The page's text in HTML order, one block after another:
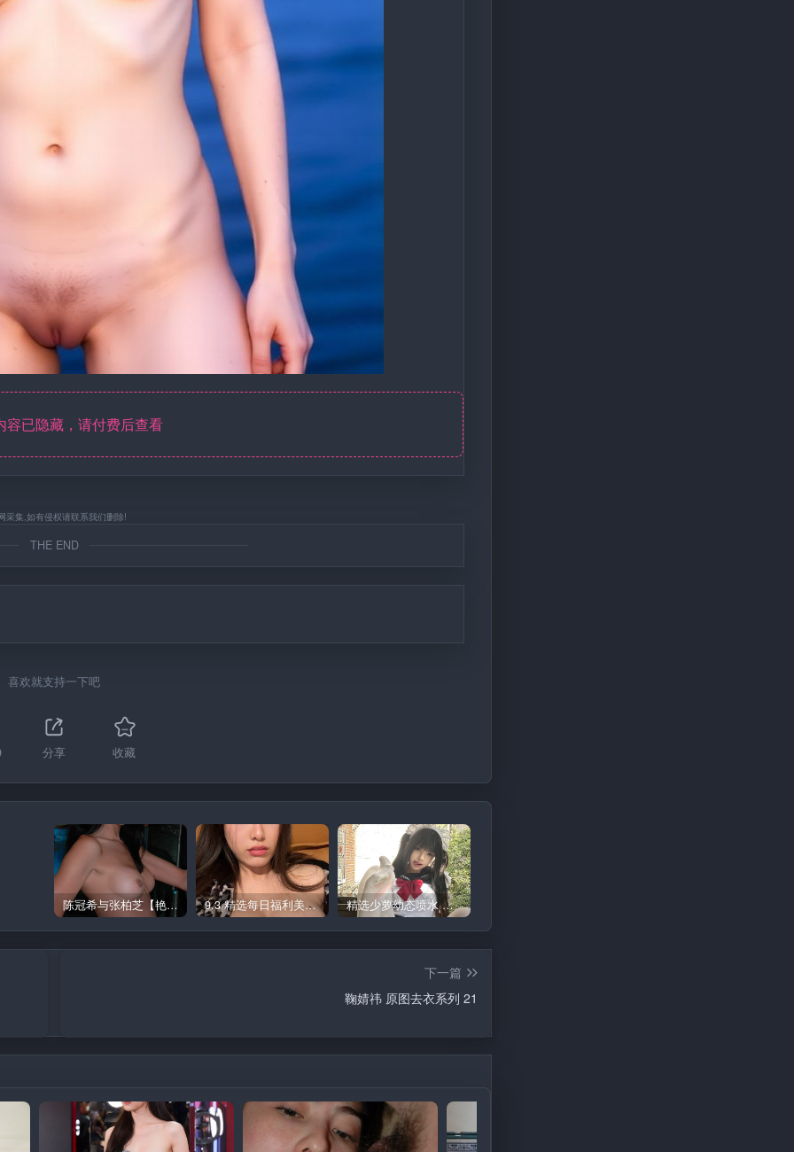
已隐藏，请付费后查看
采集,如有侵权请联系我们删除!
THE END
喜欢就支持一下吧
分享 收藏
陈冠希与张柏芝【艳照门】图集 1 9.3 精选每日福利美图 极品 精选少萝幼态喷水 白丝小钕 图集 29
下一篇
鞠婧祎 原图去衣系列 21